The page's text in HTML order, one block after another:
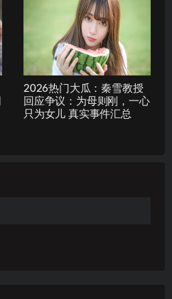
2026热门大瓜：秦雪教授
回应争议：为母则刚，一心
只为女儿 真实事件汇总